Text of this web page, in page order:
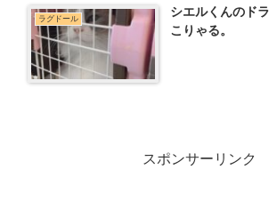
ラグドール
シエルくんのド
こりゃる。
スポンサーリンク